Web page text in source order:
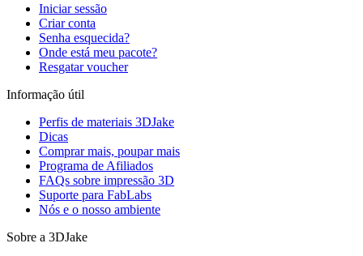
Iniciar sessão
Criar conta
Senha esquecida?
Onde está meu pacote?
Resgatar voucher
Informação útil
Perfis de materiais 3DJake
Dicas
Comprar mais, poupar mais
Programa de Afiliados
FAQs sobre impressão 3D
Suporte para FabLabs
Nós e o nosso ambiente
Sobre a 3DJake